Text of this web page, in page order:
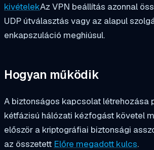
kivételekAz VPN beállítás azonnal
UDP útválasztás vagy az alapul
enkapszuláció meghiúsul.
Hogyan működik
A biztonságos kapcsolat létrehozása
kétfázisú hálózati kézfogást követel
először a kriptográfiai biztonsági
az összetett Előre megadott kulcs.